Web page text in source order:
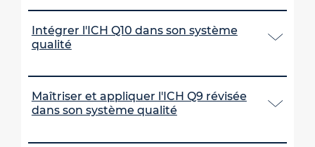
Intégrer l'ICH Q10 dans son système
qualité
Maîtriser et appliquer l'ICH Q9 révisée
dans son système qualité